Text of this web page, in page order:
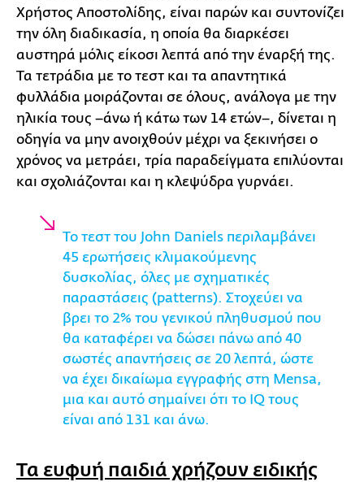
Χρήστος Αποστολίδης, είναι παρών και συντονίζει
την όλη διαδικασία, η οποία θα διαρκέσει
αυστηρά μόλις είκοσι λεπτά από την έναρξή της.
Τα τετράδια με το τεστ και τα απαντητικά
φυλλάδια μοιράζονται σε όλους, ανάλογα με την
ηλικία τους –άνω ή κάτω των 14 ετών–, δίνεται η
οδηγία να μην ανοιχθούν μέχρι να ξεκινήσει ο
χρόνος να μετράει, τρία παραδείγματα επιλύονται
και σχολιάζονται και η κλεψύδρα γυρνάει.
Το τεστ του John Daniels περιλαμβάνει
45 ερωτήσεις κλιμακούμενης
δυσκολίας, όλες με σχηματικές
παραστάσεις (patterns). Στοχεύει να
βρει το 2% του γενικού πληθυσμού που
θα καταφέρει να δώσει πάνω από 40
σωστές απαντήσεις σε 20 λεπτά, ώστε
να έχει δικαίωμα εγγραφής στη Mensa,
μια και αυτό σημαίνει ότι το IQ τους
είναι από 131 και άνω.
Τα ευφυή παιδιά χρήζουν ειδικής